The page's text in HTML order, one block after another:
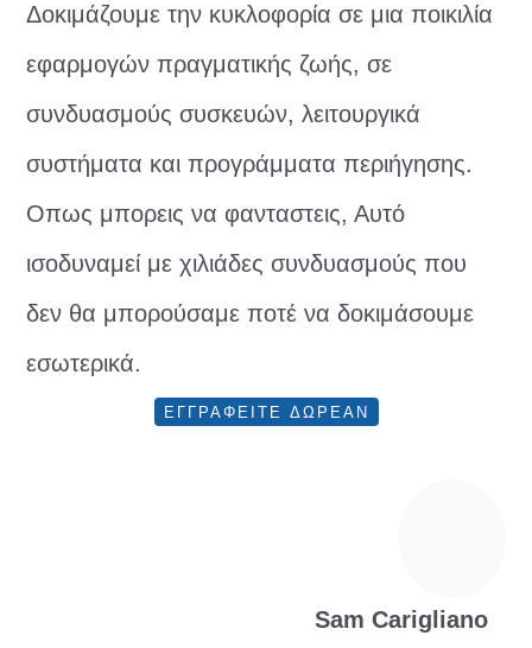
Δοκιμάζουμε την κυκλοφορία σε μια ποικιλία
εφαρμογών πραγματικής ζωής, σε
συνδυασμούς συσκευών, λειτουργικά
συστήματα και προγράμματα περιήγησης.
Οπως μπορεις να φανταστεις, Αυτό
ισοδυναμεί με χιλιάδες συνδυασμούς που
δεν θα μπορούσαμε ποτέ να δοκιμάσουμε
εσωτερικά.
ΕΓΓΡΑΦΕΙΤΕ ΔΩΡΕΑΝ
Sam Carigliano